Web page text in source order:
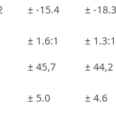
± -15.4 ± -18.3
± 1.6:1 ± 1.3:1
± 45,7 ± 44,2
± 5.0 ± 4.6